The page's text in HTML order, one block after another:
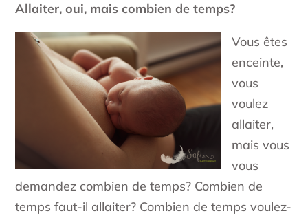
Allaiter, oui, mais combien de temps?
Vous êtes
enceinte,
vous
voulez
allaiter,
mais vous
vous
demandez combien de temps? Combien de
temps faut-il allaiter? Combien de temps voulez-